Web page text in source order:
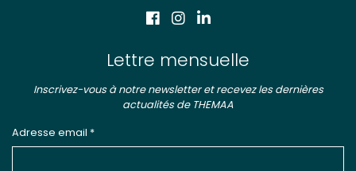
Lettre mensuelle
Inscrivez-vous à notre newsletter et recevez les dernières
actualités de THEMAA
Adresse email *